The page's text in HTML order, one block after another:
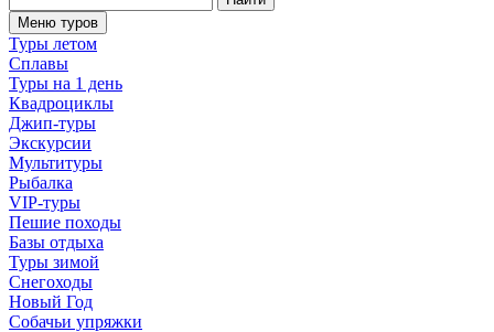
Меню туров
Туры летом
Сплавы
Туры на 1 день
Квадроциклы
Джип-туры
Экскурсии
Мультитуры
Рыбалка
VIP-туры
Пешие походы
Базы отдыха
Туры зимой
Снегоходы
Новый Год
Собачьи упряжки